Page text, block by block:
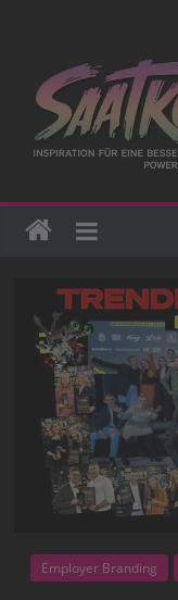
Employer Branding